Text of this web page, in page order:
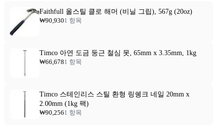
Faithfull 올스틸 클로 해머 (비닐 그립), 567g (20oz)
₩90,9301 항목
Timco 아연 도금 둥근 철심 못, 65mm x 3.35mm, 1kg
₩66,6781 항목
Timco 스테인리스 스틸 환형 링쉥크 네일 20mm x
2.00mm (1kg 팩)
₩90,2561 항목